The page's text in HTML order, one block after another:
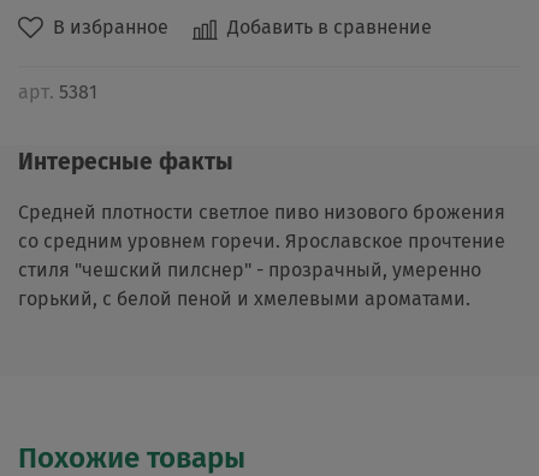
В избранное Добавить в сравнение
арт. 5381
Интересные факты
Средней плотности светлое пиво низового брожения
со средним уровнем горечи. Ярославское прочтение
стиля "чешский пилснер" - прозрачный, умеренно
горький, с белой пеной и хмелевыми ароматами.
Похожие товары